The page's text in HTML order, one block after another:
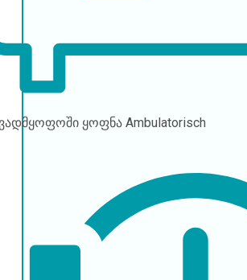
ყოფნა Ambulatorisch